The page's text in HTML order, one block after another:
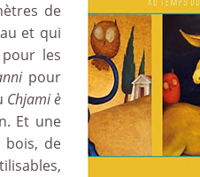
de
et qui
les
pour
Chjami è
Et une
bois, de